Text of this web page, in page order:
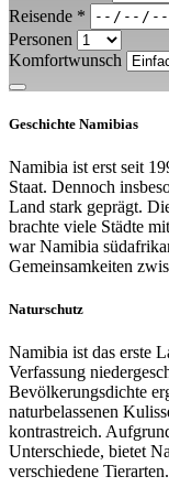
Reisende *
Personen
Komfortwunsch
Geschichte Namibias
Namibia ist erst seit
Staat. Dennoch
Land stark geprägt.
brachte viele Städte
war Namibia
Gemeinsamkeiten
Naturschutz
Namibia ist das erste
Verfassung
Bevölkerungsdichte
naturbelassenen
kontrastreich.
Unterschiede, bietet
verschiedene Tierarten.